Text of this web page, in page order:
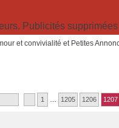
Publicités
et convivialité et Petites
1 1205 1206 1207